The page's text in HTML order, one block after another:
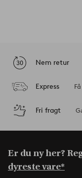
Nem retur
Express
Fri fragt
Er du ny her?
dyreste vare*